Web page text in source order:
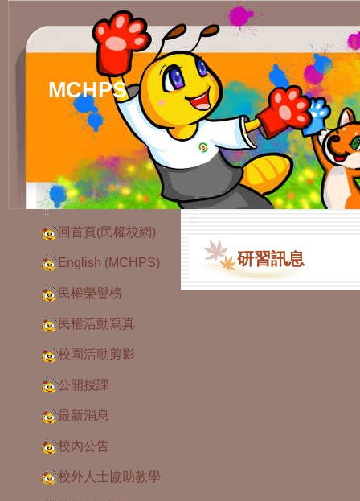
MCHPS
:::
回首頁(民權校網)
English (MCHPS)
民權榮譽榜
民權活動寫真
校園活動剪影
公開授課
最新消息
校內公告
校外人士協助教學
:::
研習訊息